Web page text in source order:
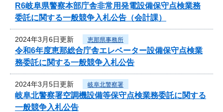
R6岐阜県警察本部庁舎非常用発電設備保守点検業務
委託に関する一般競争入札公告（会計課）
2024年3月6日更新 恵那県事務所
令和6年度恵那総合庁舎エレベーター設備保守点検業
務委託に関する一般競争入札公告
2024年3月5日更新 岐阜北警察署
岐阜北警察署空調機設備等保守点検業務委託に関する
一般競争入札公告